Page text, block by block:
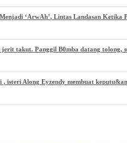
‘ArwAh’, Lintas Landasan Ketika
takut. Panggil B0mba datang tolong,
, isteri Along Eyzendy membuat